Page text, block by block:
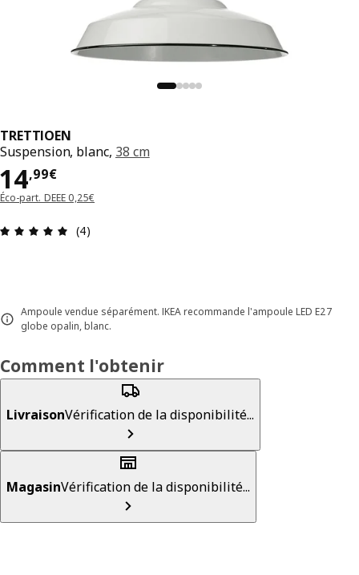
TRETTIOEN
Suspension, blanc, 38 cm
14,99€
Prix 14,99€
Éco-part. DEEE 0,25€
Avis: 5 sur 5 étoiles Nombre total d'avis: 4
(4)
Ampoule vendue séparément. IKEA recommande l'ampoule LED E27
globe opalin, blanc.
Comment l'obtenir
LivraisonVérification de la disponibilité...
MagasinVérification de la disponibilité...